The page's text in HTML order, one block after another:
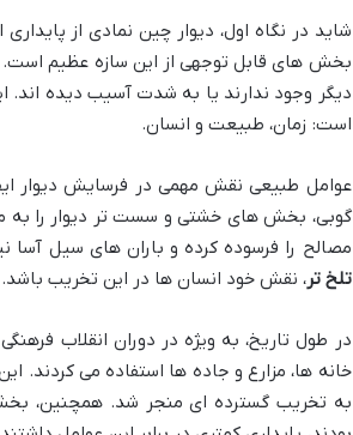
شاید در نگاه اول، دیوار چین نمادی از پایداری
بخش های قابل توجهی از این سازه عظیم است.
دیگر وجود ندارند یا به شدت آسیب دیده اند.
است: زمان، طبیعت و انسان.
عوامل طبیعی نقش مهمی در فرسایش دیوار
گوبی، بخش های خشتی و سست تر دیوار را به
مصالح را فرسوده کرده و باران های سیل
تلخ تر، نقش خود انسان ها در این تخریب باشد.
در طول تاریخ، به ویژه در دوران انقلاب
خانه ها، مزارع و جاده ها استفاده می کردند.
به تخریب گسترده ای منجر شد. همچنین،